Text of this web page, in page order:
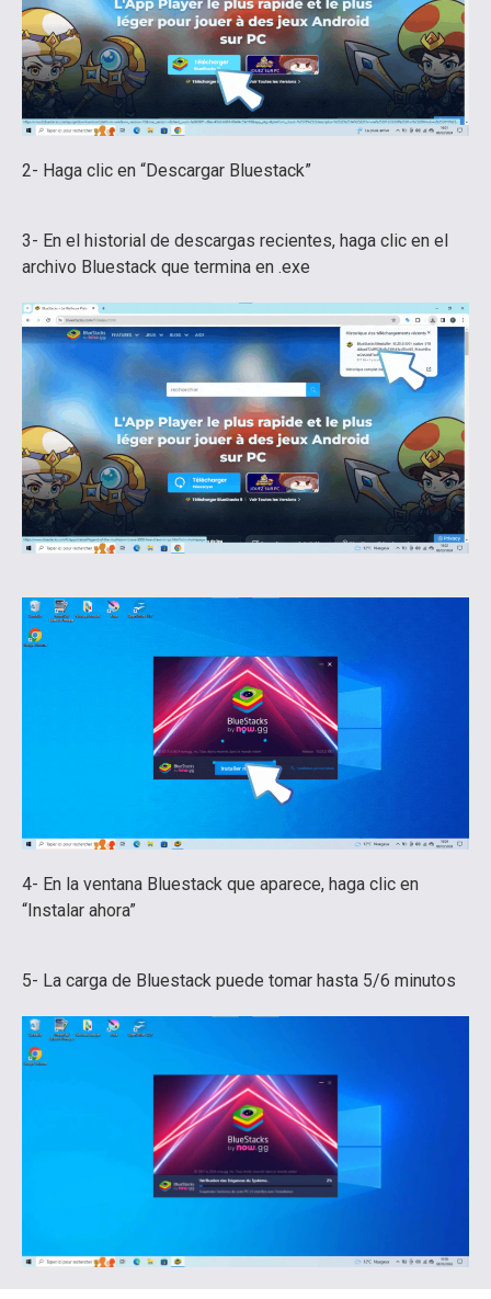
2- Haga clic en “Descargar Bluestack”
3- En el historial de descargas recientes, haga clic en el
archivo Bluestack que termina en .exe
4- En la ventana Bluestack que aparece, haga clic en
“Instalar ahora”
5- La carga de Bluestack puede tomar hasta 5/6 minutos